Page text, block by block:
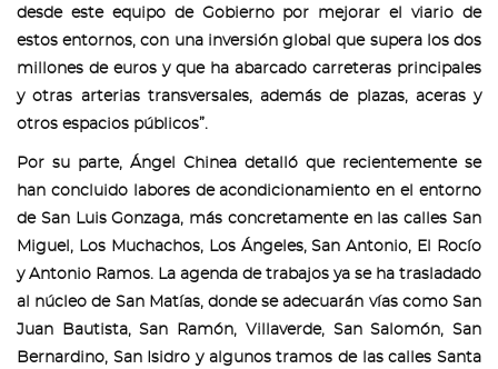
desde este equipo de Gobierno por mejorar el viario de
estos entornos, con una inversión global que supera los dos
millones de euros y que ha abarcado carreteras principales
y otras arterias transversales, además de plazas, aceras y
otros espacios públicos”.
Por su parte, Ángel Chinea detalló que recientemente se
han concluido labores de acondicionamiento en el entorno
de San Luis Gonzaga, más concretamente en las calles San
Miguel, Los Muchachos, Los Ángeles, San Antonio, El Rocío
y Antonio Ramos. La agenda de trabajos ya se ha trasladado
al núcleo de San Matías, donde se adecuarán vías como San
Juan Bautista, San Ramón, Villaverde, San Salomón, San
Bernardino, San Isidro y algunos tramos de las calles Santa